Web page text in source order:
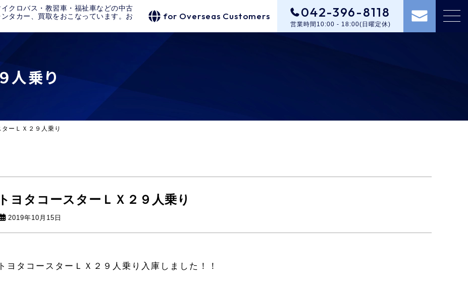
クロバス・教習車・福祉車などの中古
タカー、買取をおこなっています。お
for Overseas Customers 042-396-8118
営業時間10:00 - 18:00(日曜定休)
人乗り
ターＬＸ２９人乗り
トヨタコースターＬＸ２９人乗り
2019年10月15日
トヨタコースターＬＸ２９人乗り入庫しました！！